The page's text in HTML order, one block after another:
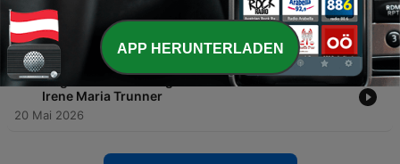
11 - Folge 10: Tür und Tor geöffnet hat Farmfluencerin
Melanie Haas
24 Jun. 2026
10 - Folge 9: Tür und Tor geöffnet hat Stadtbäuerin
Irene Maria Trunner
20 Mai 2026
APP HERUNTERLADEN